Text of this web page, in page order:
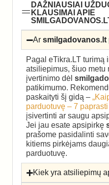
DAŽNIAUSIAI
KLAUSIMAI APIE
Arsmilgadovanos.lt
Pagal eTikra.LT turimą
atsiliepimus, šiuo metu
įvertinimo dėl
patikimumo.
paskaityti šį gidą –
parduotuvę – 7
įsivertinti ar saugu
Jei jau esate apsipirkę
prašome pasidalinti
kitiems pirkėjams
parduotuvę.
Kiek yra atsiliepimų